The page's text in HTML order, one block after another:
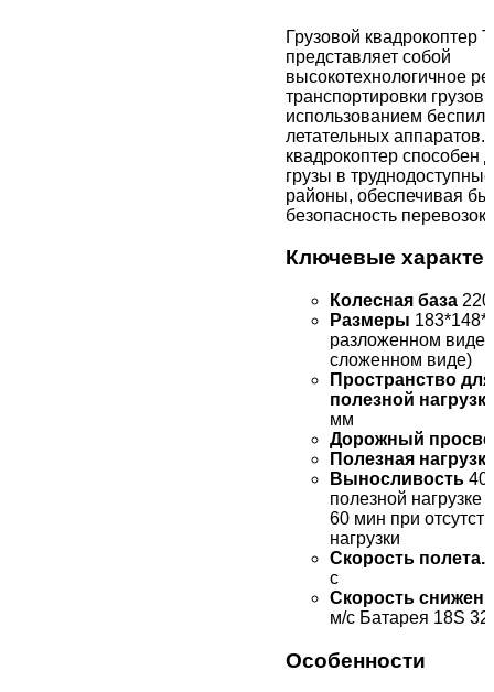
Грузовой квадрокоптер
представляет собой
высокотехнологичное
транспортировки грузов
использованием
летательных аппаратов.
квадрокоптер способен
грузы в
районы, обеспечивая
безопасность перевозок.
Ключевые
Колесная база
Размеры
разложенном виде)
сложенном виде)
Пространство
полезной
мм
Дорожный
Полезная
Выносливость 40
полезной нагрузке
60 мин при
нагрузки
Скорость полета.
с
Скорость
м/с Батарея 18S
Особенности